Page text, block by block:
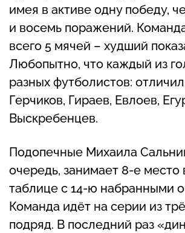
имея в активе одну победу,
и восемь поражений.
всего 5 мячей – худший
Любопытно, что каждый из
разных футболистов:
Герчиков, Гираев, Евлоев,
Выскребенцев.
Подопечные Михаила
очередь, занимает 8-е место
таблице с 14-ю набранными
Команда идёт на серии из
подряд. В последний раз